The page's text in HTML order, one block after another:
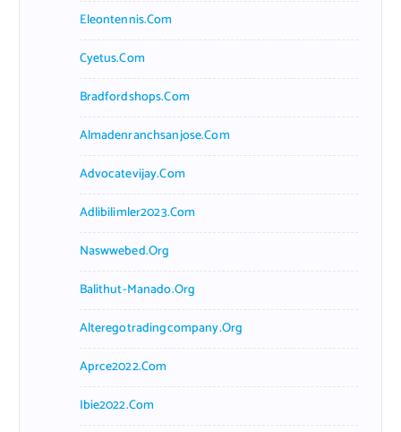
Eleontennis.com
Cyetus.com
Bradfordshops.com
Almadenranchsanjose.com
Advocatevijay.com
Adlibilimler2023.com
Naswwebed.org
Balithut-Manado.org
Alteregotradingcompany.org
Aprce2022.com
Ibie2022.com